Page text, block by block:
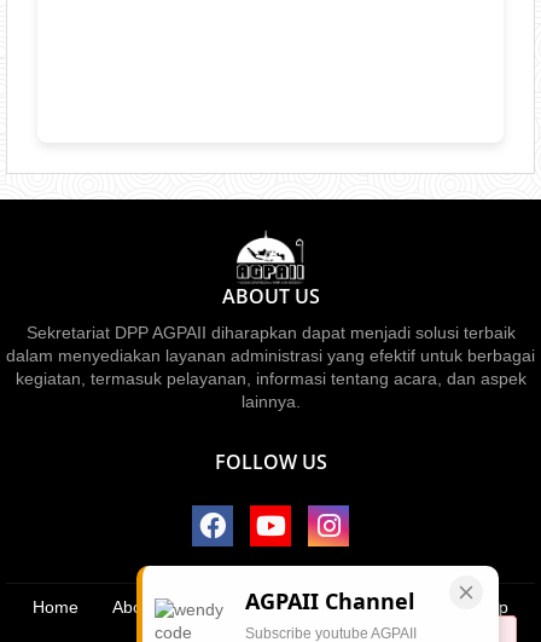
ABOUT US
Sekretariat DPP AGPAII diharapkan dapat menjadi solusi terbaik
dalam menyediakan layanan administrasi yang efektif untuk berbagai
kegiatan, termasuk pelayanan, informasi tentang acara, dan aspek
lainnya.
FOLLOW US
Home About Contact us Privacy Policy
Sitemap
Disclamer
AGPAII Channel
Subscribe youtube AGPAII